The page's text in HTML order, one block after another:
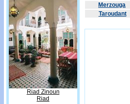
Riad Zinoun
Riad
Merzouga
Taroudant